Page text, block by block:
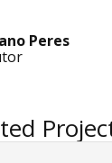
Peres